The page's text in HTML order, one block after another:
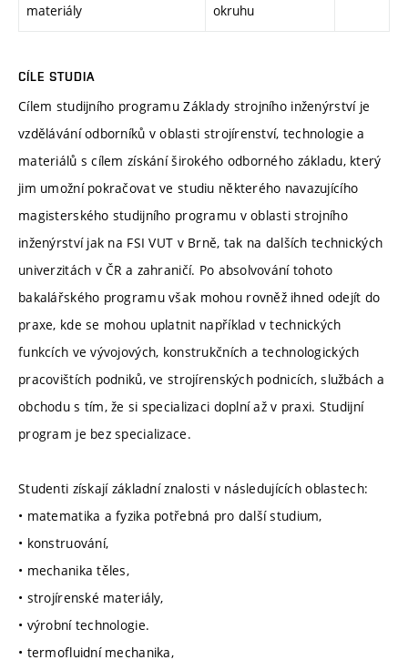
materiály
okruhu
CÍLE STUDIA
Cílem studijního programu Základy strojního inženýrství je
vzdělávání odborníků v oblasti strojírenství, technologie a
materiálů s cílem získání širokého odborného základu, který
jim umožní pokračovat ve studiu některého navazujícího
magisterského studijního programu v oblasti strojního
inženýrství jak na FSI VUT v Brně, tak na dalších technických
univerzitách v ČR a zahraničí. Po absolvování tohoto
bakalářského programu však mohou rovněž ihned odejít do
praxe, kde se mohou uplatnit například v technických
funkcích ve vývojových, konstrukčních a technologických
pracovištích podniků, ve strojírenských podnicích, službách a
obchodu s tím, že si specializaci doplní až v praxi. Studijní
program je bez specializace.
Studenti získají základní znalosti v následujících oblastech:
• matematika a fyzika potřebná pro další studium,
• konstruování,
• mechanika těles,
• strojírenské materiály,
• výrobní technologie.
• termofluidní mechanika,